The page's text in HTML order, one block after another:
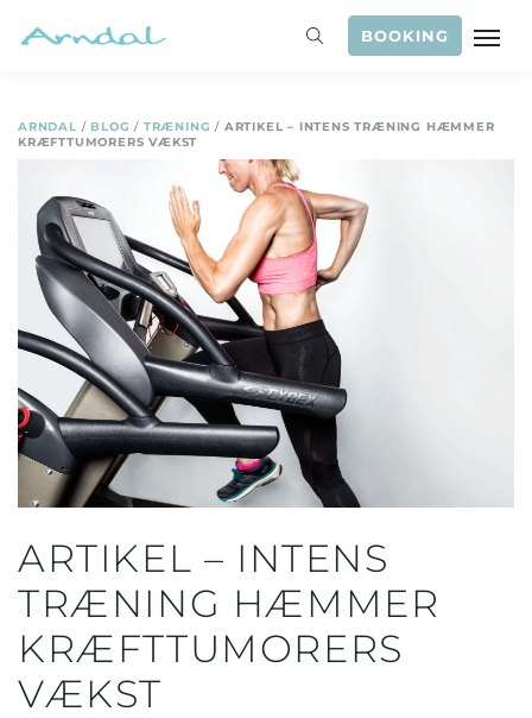
BOOKING
ARNDAL / BLOG / TRÆNING / ARTIKEL – INTENS TRÆNING HÆMMER
KRÆFTTUMORERS VÆKST
ARTIKEL – INTENS
TRÆNING HÆMMER
KRÆFTTUMORERS
VÆKST